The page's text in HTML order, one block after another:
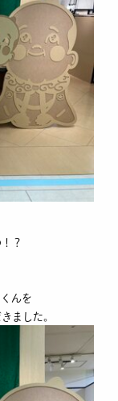
？
んを
ました。